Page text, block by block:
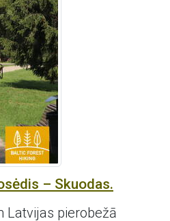
– Skuodas.
Latvijas pierobežā